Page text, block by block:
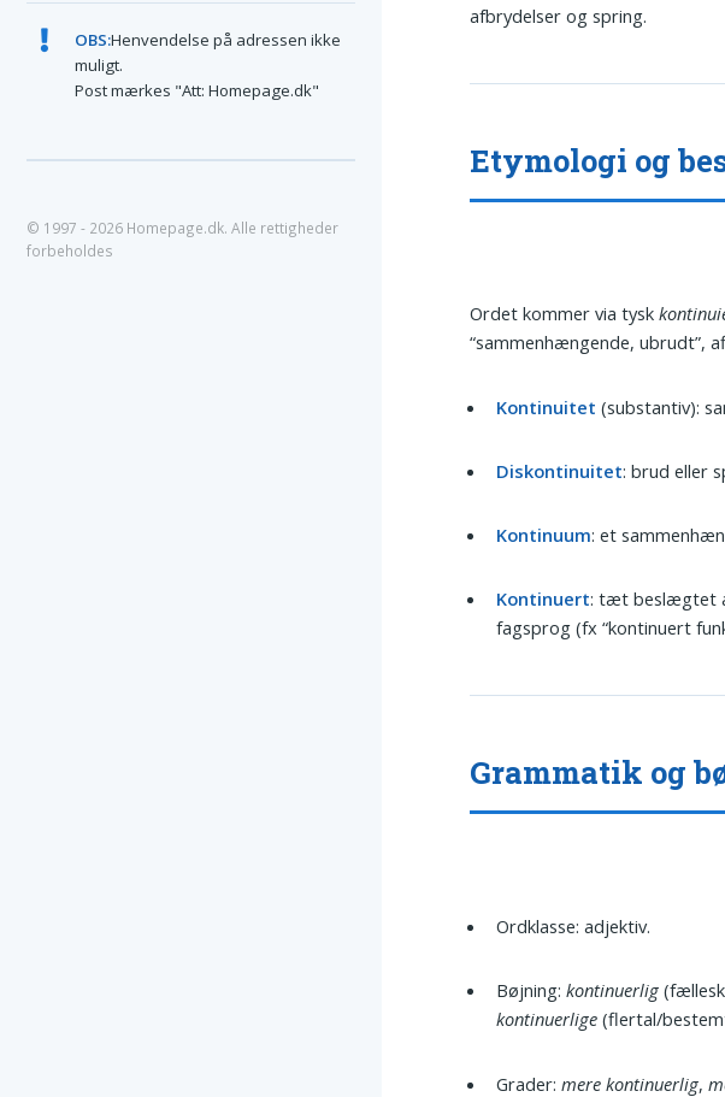
afbrydelser og spring.
Etymologi og
Ordet kommer via tysk
“sammenhængende, ubrudt”,
Kontinuitet (substantiv):
Diskontinuitet: brud eller
Kontinuum: et
Kontinuert: tæt beslægtet
fagsprog (fx “kontinuert
Grammatik og
Ordklasse: adjektiv.
Bøjning:kontinuerlig
kontinuerlige (flertal/
Grader:mere kontinuerlig,
OBS:Henvendelse på adressen ikke
muligt.
Post mærkes "Att: Homepage.dk"
© 1997 - 2026 Homepage.dk. Alle rettigheder
forbeholdes